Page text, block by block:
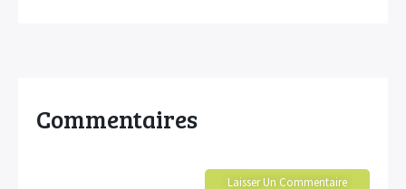
Commentaires
Laisser Un Commentaire